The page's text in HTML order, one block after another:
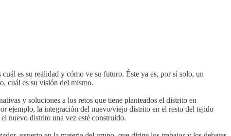
es su realidad y cómo ve su futuro. Éste ya es, por sí solo, un
cuál es su visión del mismo.
y soluciones a los retos que tiene planteados el distrito en
ejemplo, la integración del nuevo/viejo distrito en el resto del tejido
nuevo distrito una vez esté construido.